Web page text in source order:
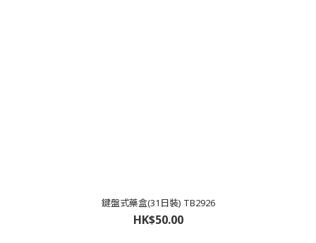
鍵盤式藥盒(31日裝) TB2926
HK$50.00